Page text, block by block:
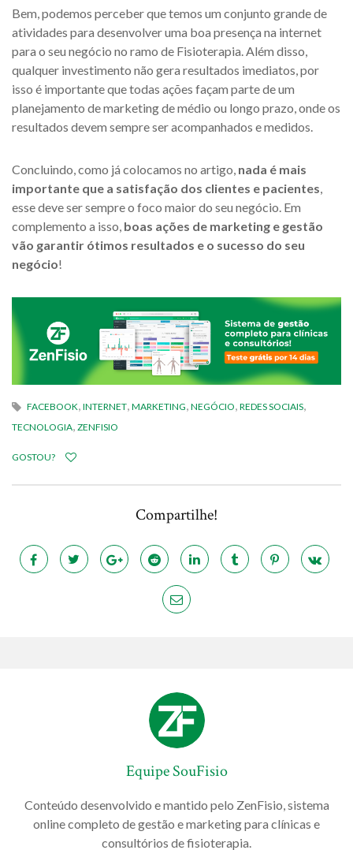
Bem, podemos perceber que temos um conjunto grande de
atividades para desenvolver uma boa presença na internet
para o seu negócio no ramo de Fisioterapia. Além disso,
qualquer investimento não gera resultados imediatos, por
isso é importante que todas ações façam parte de um
planejamento de marketing de médio ou longo prazo, onde os
resultados devem sempre ser acompanhados e medidos.
Concluindo, como já colocamos no artigo, nada é mais
importante que a satisfação dos clientes e pacientes,
esse deve ser sempre o foco maior do seu negócio. Em
complemento a isso, boas ações de marketing e gestão
vão garantir ótimos resultados e o sucesso do seu
negócio!
FACEBOOK, INTERNET, MARKETING, NEGÓCIO, REDES SOCIAIS,
TECNOLOGIA, ZENFISIO
GOSTOU?
Compartilhe!
Equipe SouFisio
Conteúdo desenvolvido e mantido pelo ZenFisio, sistema
online completo de gestão e marketing para clínicas e
consultórios de fisioterapia.